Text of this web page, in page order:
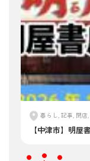
暮らし, 記事, 閉店
【中津市】明